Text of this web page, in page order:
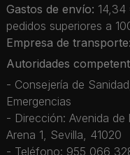
Gastos de envío:
pedidos superiores a
Empresa de transporte:
Autoridades
- Consejería de
Emergencias
- Dirección: Avenida
Arena 1, Sevilla, 41020
- Teléfono: 955 066